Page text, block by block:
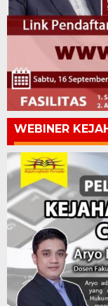
WEBINER